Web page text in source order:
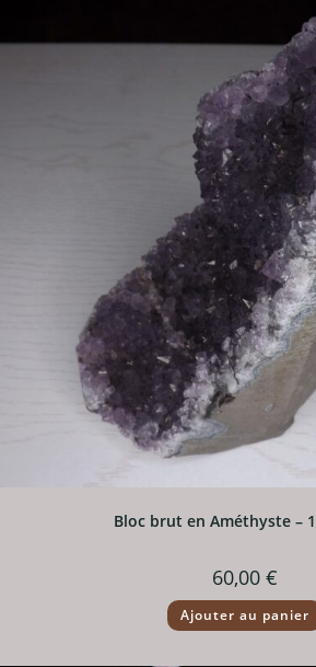
Bloc brut en Améthyste –
60,00 €
Ajouter au panier